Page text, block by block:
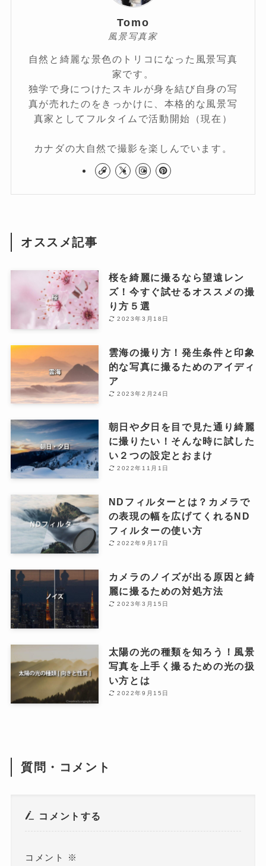
Tomo
風景写真家
自然と綺麗な景色のトリコになった風景写真
家です。
独学で身につけたスキルが身を結び自身の写
真が売れたのをきっかけに、本格的な風景写
真家としてフルタイムで活動開始（現在）
カナダの大自然で撮影を楽しんでいます。
オススメ記事
桜を綺麗に撮るなら望遠レン
ズ！今すぐ試せるオススメの撮
り方５選
2023年3月18日
雲海の撮り方！発生条件と印象
的な写真に撮るためのアイディ
ア
2023年2月24日
朝日や夕日を目で見た通り綺麗
に撮りたい！そんな時に試した
い２つの設定とおまけ
2022年11月1日
NDフィルターとは？カメラで
の表現の幅を広げてくれるND
フィルターの使い方
2022年9月17日
カメラのノイズが出る原因と綺
麗に撮るための対処方法
2023年3月15日
太陽の光の種類を知ろう！風景
写真を上手く撮るための光の扱
い方とは
2022年9月15日
質問・コメント
コメントする
コメント ※